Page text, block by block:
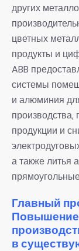
других
цветных
продукты и
ABB
системы
и алюминия
продукции и
а также литья
Главный
в